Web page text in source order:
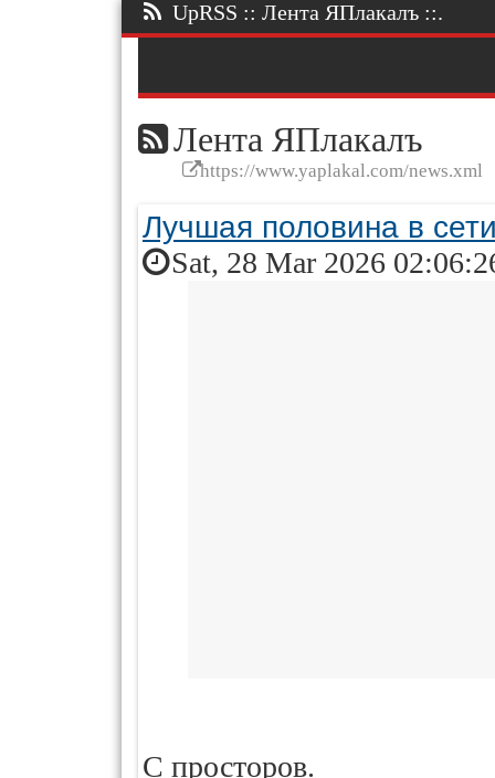
UpRSS :: Лента ЯПлакалъ ::.
Лента ЯПлакалъ
https://www.yaplakal.com/news.xml
Лучшая половина в
Sat, 28 Mar 2026
С просторов.